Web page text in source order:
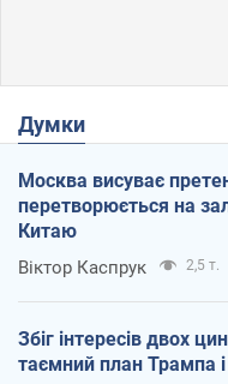
Думки
Москва висуває
перетворюється на
Китаю
Віктор Каспрук 2,5 т.
Збіг інтересів двох
таємний план Трампа і